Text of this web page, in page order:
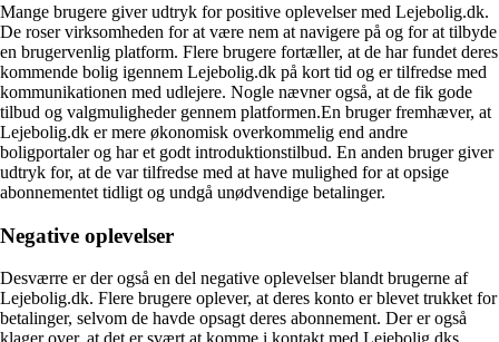
Mange brugere giver udtryk for positive oplevelser med Lejebolig.dk.
De roser virksomheden for at være nem at navigere på og for at tilbyde
en brugervenlig platform. Flere brugere fortæller, at de har fundet deres
kommende bolig igennem Lejebolig.dk på kort tid og er tilfredse med
kommunikationen med udlejere. Nogle nævner også, at de fik gode
tilbud og valgmuligheder gennem platformen.En bruger fremhæver, at
Lejebolig.dk er mere økonomisk overkommelig end andre
boligportaler og har et godt introduktionstilbud. En anden bruger giver
udtryk for, at de var tilfredse med at have mulighed for at opsige
abonnementet tidligt og undgå unødvendige betalinger.
Negative oplevelser
Desværre er der også en del negative oplevelser blandt brugerne af
Lejebolig.dk. Flere brugere oplever, at deres konto er blevet trukket for
betalinger, selvom de havde opsagt deres abonnement. Der er også